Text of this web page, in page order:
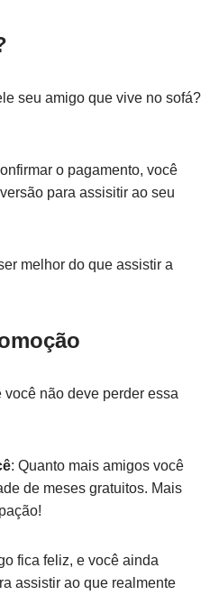
seu amigo que vive no sofá?
o pagamento, você
para assisitir ao seu
melhor do que assistir a
não deve perder essa
: Quanto mais amigos você
de meses gratuitos. Mais
fica feliz, e você ainda
assistir ao que realmente